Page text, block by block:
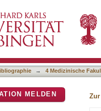
and quantitative
→ 4 Medizinische
MELDEN